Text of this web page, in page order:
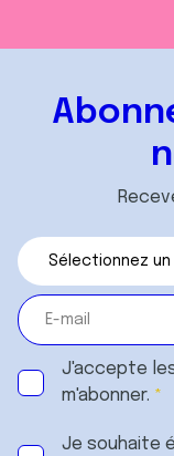
J'accepte
m'abonner.
Je souhaite